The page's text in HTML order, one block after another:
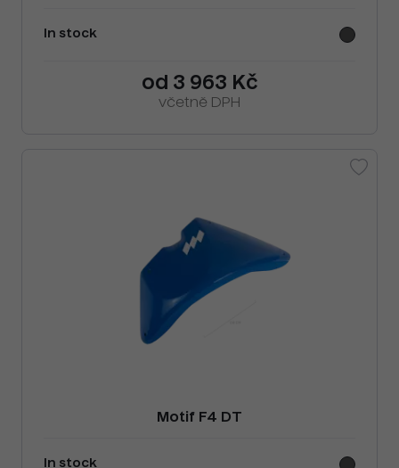
In stock
od 3 963 Kč
včetně DPH
Motif F4 DT
In stock